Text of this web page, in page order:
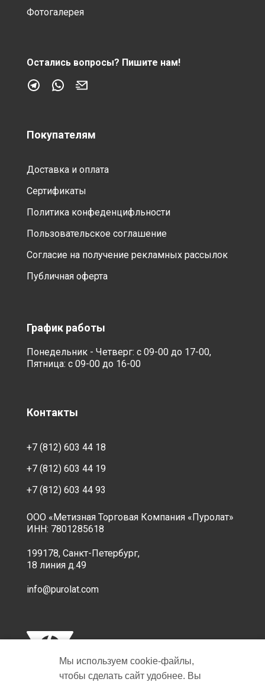
Фотогалерея
Остались вопросы? Пишите нам!
Покупателям
Доставка и оплата
Сертификаты
Политика конфеденцифльности
Пользовательское соглашение
Согласие на получение рекламных рассылок
Публичная оферта
График работы
Понедельник - Четверг: с 09-00 до 17-00,
Пятница: с 09-00 до 16-00
Контакты
+7 (812) 603 44 18
+7 (812) 603 44 19
+7 (812) 603 44 93
ООО «Метизная Торговая Компания «Пуролат»
ИНН: 7801285618
199178, Санкт-Петербург,
18 линия д.49
info@purolat.com
Мы используем cookie‑файлы,
чтобы сделать сайт удобнее. Вы